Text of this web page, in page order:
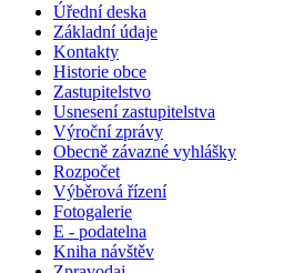
Úřední deska
Základní údaje
Kontakty
Historie obce
Zastupitelstvo
Usnesení zastupitelstva
Výroční zprávy
Obecně závazné vyhlášky
Rozpočet
Výběrová řízení
Fotogalerie
E - podatelna
Kniha návštěv